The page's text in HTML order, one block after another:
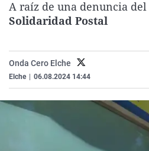
A raíz de una denuncia del
Solidaridad Postal
Onda Cero Elche
Elche 06.08.2024 14:44